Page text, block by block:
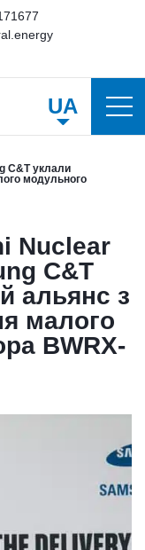
UA
C&T уклали
модульного
Nuclear
C&T
альянс з
малого
BWRX-